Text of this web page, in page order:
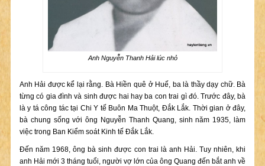
Anh Nguyễn Thanh Hải lúc nhỏ
Anh Hải được kể lại rằng. Bà Hiền quê ở Huế, ba là thầy dạy chữ. Bà
từng có gia đình và sinh được hai hay ba con trai gì đó. Trước đây, bà
là y tá công tác tại Chi Y tế Buôn Ma Thuột, Đắk Lắk. Thời gian ở đây,
bà chung sống với ông Nguyễn Thanh Quang, sinh năm 1935, làm
việc trong Ban Kiểm soát Kinh tế Đắk Lắk.
Đến năm 1968, ông bà sinh được con trai là anh Hải. Tuy nhiên, khi
anh Hải mới 3 tháng tuổi, người vợ lớn của ông Quang đến bắt anh về